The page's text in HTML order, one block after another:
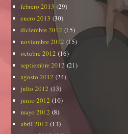
febrero 2013 (29)
enero 2013 (30)
diciembre 2012 (15)
noviembre 2012 (15)
octubre 2012 (16)
septiembre 2012 (21)
agosto 2012 (24)
julio 2012 (13)
junio 2012 (10)
mayo 2012 (8)
abril 2012 (13)